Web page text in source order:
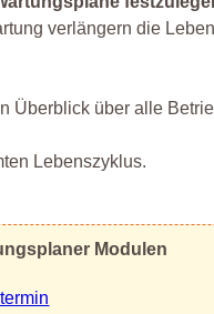
verlängern die
Überblick über alle
Lebenszyklus.
Modulen